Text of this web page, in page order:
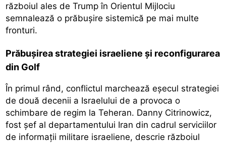
războiul ales de Trump în Orientul Mijlociu
semnalează o prăbușire sistemică pe mai multe
fronturi.
Prăbușirea strategiei israeliene și reconfigurarea
din Golf
În primul rând, conflictul marchează eșecul strategiei
de două decenii a Israelului de a provoca o
schimbare de regim la Teheran. Danny Citrinowicz,
fost șef al departamentului Iran din cadrul serviciilor
de informații militare israeliene, descrie războiul